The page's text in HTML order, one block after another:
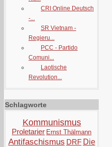
CRI Online Deutsch
-...
SR Vietnam -
Regieru...
PCC - Partido
Comuni...
Laotische
Revolution...
Schlagworte
Kommunismus
Proletarier Ernst Thälmann
Antifaschismus DRF Die